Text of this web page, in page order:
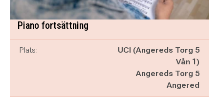
Piano fortsättning
Plats:
UCI (Angereds Torg 5
Vån 1)
Angereds Torg 5
Angered